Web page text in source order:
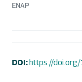
ENAP
DOI:https://